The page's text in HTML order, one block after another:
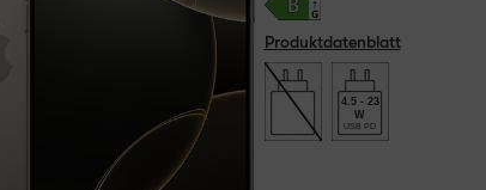
Produktdatenblatt
4.5 - 23
W
USB PD